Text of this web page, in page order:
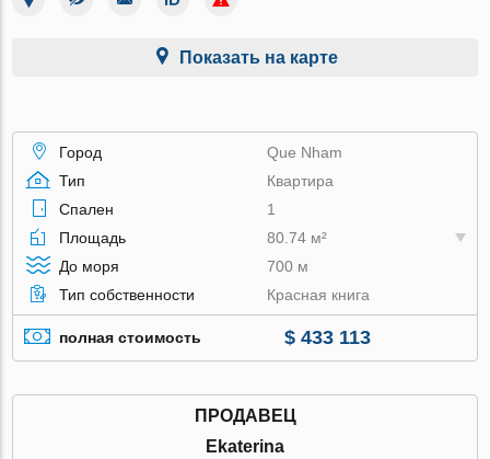
Показать на карте
Город
Que Nham
Тип
Квартира
Спален
1
Площадь
80.74 м²
До моря
700 м
Тип собственности
Красная книга
полная стоимость $ 433 113
ПРОДАВЕЦ
Ekaterina